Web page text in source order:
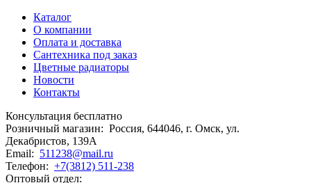
Каталог
О компании
Оплата и доставка
Сантехника под заказ
Цветные радиаторы
Новости
Контакты
Консультация бесплатно
Розничный магазин: Россия, 644046, г. Омск, ул.
Декабристов, 139А
Email: 511238@mail.ru
Телефон: +7(3812) 511-238
Оптовый отдел: